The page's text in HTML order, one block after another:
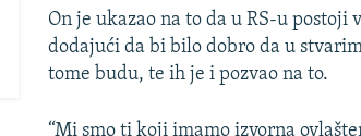
On je ukazao na to da u RS-u postoji
dodajući da bi bilo dobro da u
tome budu, te ih je i pozvao na to.
“Mi smo ti koji imamo izvorna